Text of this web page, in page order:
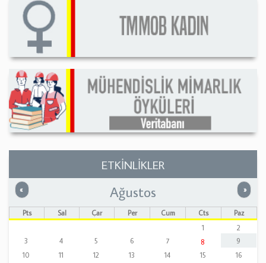
ETKİNLİKLER
« Önceki »
Ağustos
Pts Sal Çar Per Cum Cts
Paz
1
2
3
4 5 6 7 8
9
10
11 12 13 14 15
16